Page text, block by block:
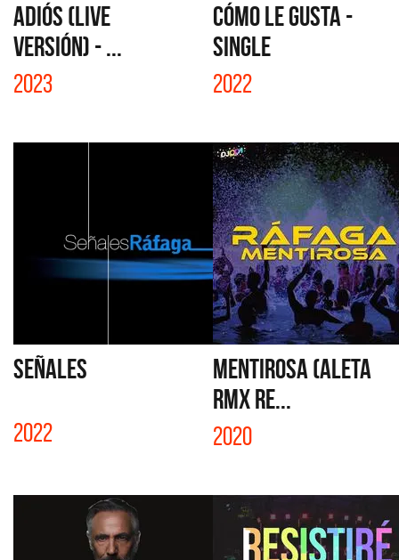
ADIÓS (LIVE
VERSIÓN) - ...
2023
CÓMO LE GUSTA -
SINGLE
2022
SEÑALES
2022
MENTIROSA (ALETA
RMX RE...
2020